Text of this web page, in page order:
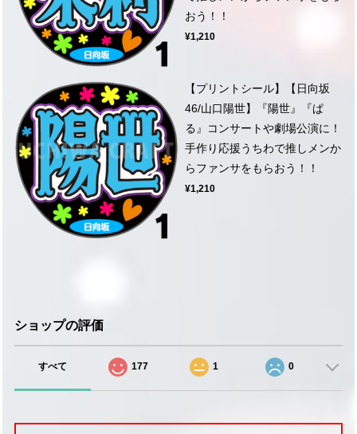
おう！！
¥1,210
【プリントシール】【日向坂
46/山口陽世】『陽世』『ぱ
る』コンサートや劇場公演に！
手作り応援うちわで推しメンか
らファンサをもらおう！！
¥1,210
ショップの評価
すべて 177 1 0